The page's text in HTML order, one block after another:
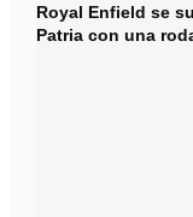
Royal Enfield se
Patria con una